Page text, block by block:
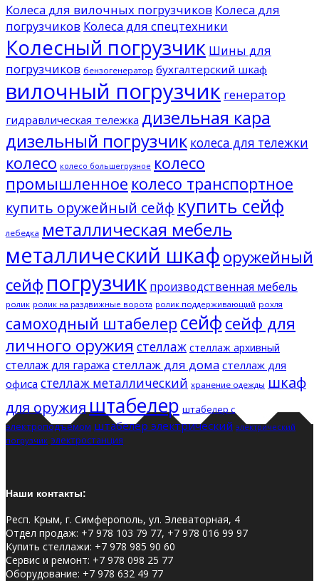
Колеса для вилочных погрузчиков Колеса для
погрузчиков Колеса для спецтехники
Колесный погрузчик Шины для
погрузчиков бензогенератор бухгалтерский шкаф
вилочный погрузчик генератор
гидравлическая тележка дизельная кара
дизельный погрузчик колеса для тележки
колесо колесо большегрузное колесо
промышленное колесо транспортное
купить оружейный сейф купить сейф
лебедка металлическая мебель
металлический шкафоружейный
сейф погрузчик производственная мебель
ролик ролик на раздвижные ворота ролик поддерживающий рохля
самоходный штабелер сейфсейф для
личного оружия стеллаж стеллаж архивный
стеллаж для гаража стеллаж для дома стеллаж для
офиса стеллаж металлический хранение одежды шкаф
для оружияштабелер штабелер с
электроподъемом штабелер электрический электрический
погрузчик электростанция
Наши контакты:
Респ. Крым, г. Симферополь, ул. Элеваторная, 4
Отдел продаж: +7 978 103 79 77, +7 978 016 99 97
Купить стеллажи: +7 978 985 90 60
Сервис и ремонт: +7 978 098 25 77
Оборудование: +7 978 632 49 77